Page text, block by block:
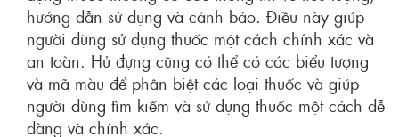
hướng dẫn sử dụng và cảnh báo. Điều này giúp
người dùng sử dụng thuốc một cách chính xác và
an toàn. Hủ đựng cũng có thể có các biểu tượng
và mã màu để phân biệt các loại thuốc và giúp
người dùng tìm kiếm và sử dụng thuốc một cách dễ
dàng và chính xác.